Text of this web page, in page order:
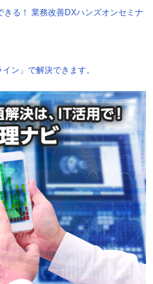
きる！ 業務改善DXハンズオンセミナ
ン」で解決できます。